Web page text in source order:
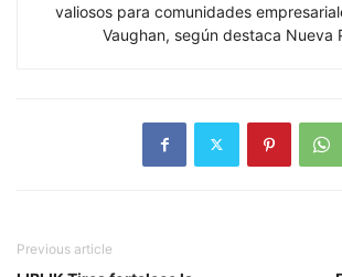
valiosos para comunidades
Vaughan, según destaca Nueva
Previous article